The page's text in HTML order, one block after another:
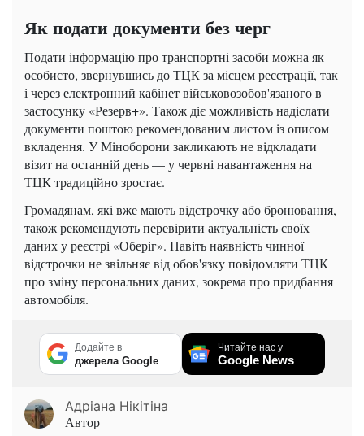
Як подати документи без черг
Подати інформацію про транспортні засоби можна як
особисто, звернувшись до ТЦК за місцем реєстрації, так
і через електронний кабінет військовозобов'язаного в
застосунку «Резерв+». Також діє можливість надіслати
документи поштою рекомендованим листом із описом
вкладення. У Міноборони закликають не відкладати
візит на останній день — у червні навантаження на
ТЦК традиційно зростає.
Громадянам, які вже мають відстрочку або бронювання,
також рекомендують перевірити актуальність своїх
даних у реєстрі «Оберіг». Навіть наявність чинної
відстрочки не звільняє від обов'язку повідомляти ТЦК
про зміну персональних даних, зокрема про придбання
автомобіля.
Додайте в
джерела Google
Читайте нас у
Google News
Адріана Нікітіна
Автор